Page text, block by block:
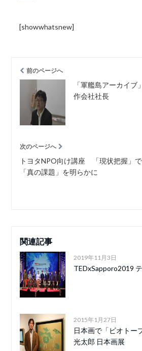
[showwhatsnew]
前のページへ
「軍艦島アーカイブ
作会社社長
次のページへ
トヨタNPO向け講座 「現状把握」で
「真の課題」を明らかに
関連記事
2019年11月3日
TEDxSapporo2019
2015年1月27日
日本画で「ビオト
光太郎 日本画展